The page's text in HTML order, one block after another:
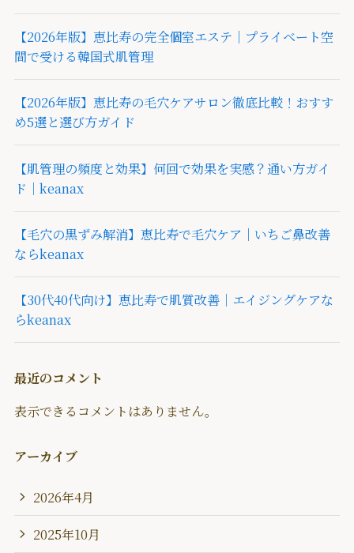
【2026年版】恵比寿の完全個室エステ｜プライベート空
間で受ける韓国式肌管理
【2026年版】恵比寿の毛穴ケアサロン徹底比較！おすす
め5選と選び方ガイド
【肌管理の頻度と効果】何回で効果を実感？通い方ガイ
ド｜keanax
【毛穴の黒ずみ解消】恵比寿で毛穴ケア｜いちご鼻改善
ならkeanax
【30代40代向け】恵比寿で肌質改善｜エイジングケアな
らkeanax
最近のコメント
表示できるコメントはありません。
アーカイブ
2026年4月
2025年10月